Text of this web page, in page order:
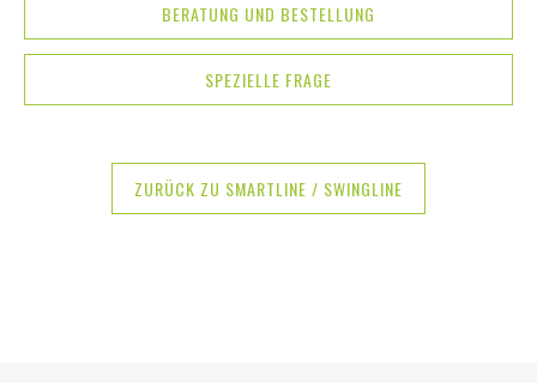
BERATUNG UND BESTELLUNG
SPEZIELLE FRAGE
ZURÜCK ZU SMARTLINE / SWINGLINE